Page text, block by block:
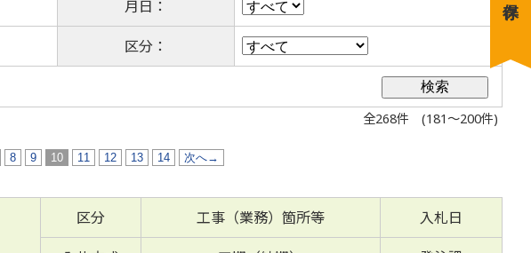
月日：
区分：
全268件 (181～200件)
8 9 10 11 12 13 14 次へ→
区分 工事（業務）箇所等 入札日